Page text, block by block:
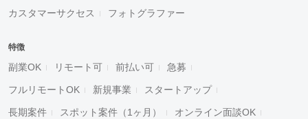
カスタマーサクセス フォトグラファー
特徴
副業OK リモート可 前払い可 急募
フルリモートOK 新規事業 スタートアップ
長期案件 スポット案件（1ヶ月） オンライン面談OK